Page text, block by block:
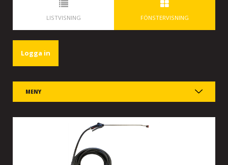
LISTVISNING FÖNSTERVISNING
Logga in
MENY